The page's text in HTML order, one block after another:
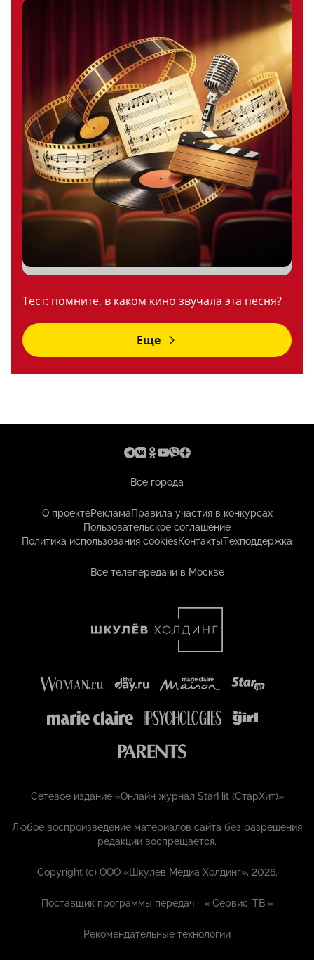
Тест: помните, в каком кино звучала эта песня?
Еще
Все города
О проектеРекламаПравила участия в конкурсах
Пользовательское соглашение
Политика использования cookiesКонтактыТехподдержка
Все телепередачи в Москве
Сетевое издание «Онлайн журнал StarHit (СтарХит)»
Любое воспроизведение материалов сайта без разрешения
редакции воспрещается.
Copyright (с) ООО «Шкулёв Медиа Холдинг», 2026.
Поставщик программы передач - «Сервис-ТВ »
Рекомендательные технологии